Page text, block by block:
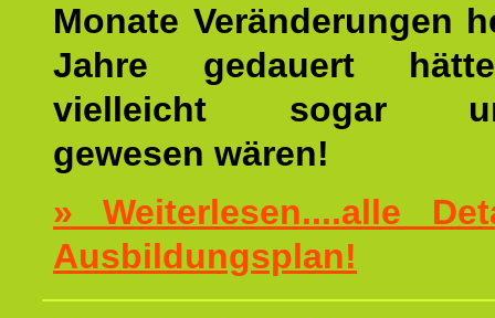
Monate Veränderungen
Jahre gedauert
vielleicht sogar
gewesen wären!
» Weiterlesen....alle
Ausbildungsplan!